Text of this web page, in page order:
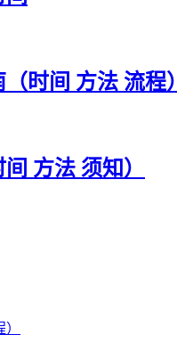
时间 方法 流程）
方法 须知）